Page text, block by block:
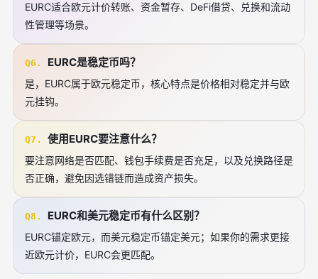
EURC适合欧元计价转账、资金暂存、DeFi借贷、兑换和流动
性管理等场景。
Q6. EURC是稳定币吗？
是，EURC属于欧元稳定币，核心特点是价格相对稳定并与欧
元挂钩。
Q7. 使用EURC要注意什么？
要注意网络是否匹配、钱包手续费是否充足，以及兑换路径是
否正确，避免因选错链而造成资产损失。
Q8. EURC和美元稳定币有什么区别？
EURC锚定欧元，而美元稳定币锚定美元；如果你的需求更接
近欧元计价，EURC会更匹配。